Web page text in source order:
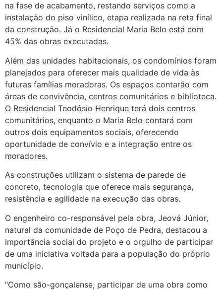
na fase de acabamento, restando serviços como a
instalação do piso vinílico, etapa realizada na reta final
da construção. Já o Residencial Maria Belo está com
45% das obras executadas.
Além das unidades habitacionais, os condomínios foram
planejados para oferecer mais qualidade de vida às
futuras famílias moradoras. Os espaços contarão com
áreas de convivência, centros comunitários e biblioteca.
O Residencial Teodósio Henrique terá dois centros
comunitários, enquanto o Maria Belo contará com
outros dois equipamentos sociais, oferecendo
oportunidade de convívio e a integração entre os
moradores.
As construções utilizam o sistema de parede de
concreto, tecnologia que oferece mais segurança,
resistência e agilidade na execução das obras.
O engenheiro co-responsável pela obra, Jeová Júnior,
natural da comunidade de Poço de Pedra, destacou a
importância social do projeto e o orgulho de participar
de uma iniciativa voltada para a população do próprio
município.
“Como são-gonçalense, participar de uma obra como